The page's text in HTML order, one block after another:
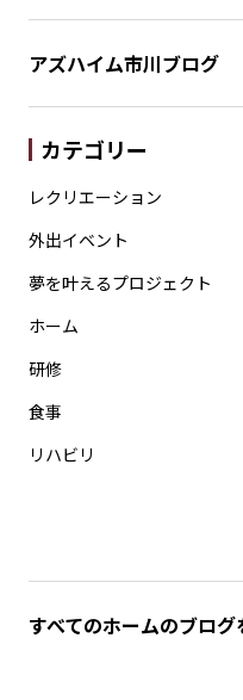
アズハイム市川ブログ
カテゴリー
レクリエーション
外出イベント
夢を叶えるプロジェクト
ホーム
研修
食事
リハビリ
すべてのホームのブログ